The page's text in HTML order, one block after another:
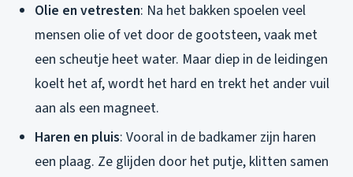
Olie en vetresten: Na het bakken spoelen veel
mensen olie of vet door de gootsteen, vaak met
een scheutje heet water. Maar diep in de leidingen
koelt het af, wordt het hard en trekt het ander vuil
aan als een magneet.
Haren en pluis: Vooral in de badkamer zijn haren
een plaag. Ze glijden door het putje, klitten samen